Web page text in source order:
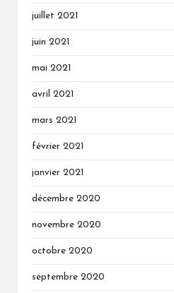
juillet 2021
juin 2021
mai 2021
avril 2021
mars 2021
février 2021
janvier 2021
décembre 2020
novembre 2020
octobre 2020
septembre 2020